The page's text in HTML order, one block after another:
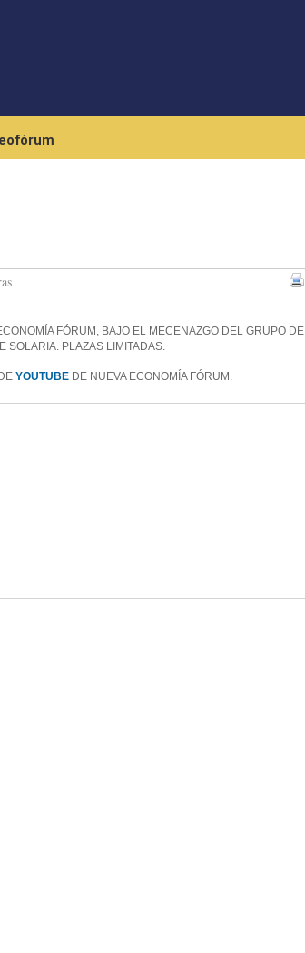
FÓRUM, BAJO EL MECENAZGO DEL GRUPO DE
SOLARIA. PLAZAS LIMITADAS.
YOUTUBE DE NUEVA ECONOMÍA FÓRUM.